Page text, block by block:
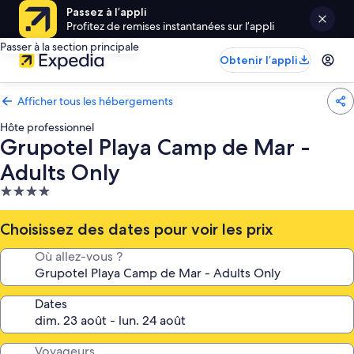
Passez à l’appli
Profitez de remises instantanées sur l’appli
Passer à la section principale
Obtenir l’appli
Afficher tous les hébergements
Hôte professionnel
Grupotel Playa Camp de Mar -
Adults Only
Hébergement
4.0 étoiles
Choisissez des dates pour voir les prix
Où allez-vous ?
Dates